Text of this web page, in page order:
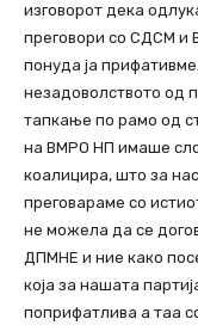
изговорот дека
преговори со СДСМ и
понуда ја
незадоволството од
тапкање по рамо од
на ВМРО НП имаше
коалицира, што за
преговараме со
не можела да се
ДПМНЕ и ние како
која за нашата
поприфатлива а таа